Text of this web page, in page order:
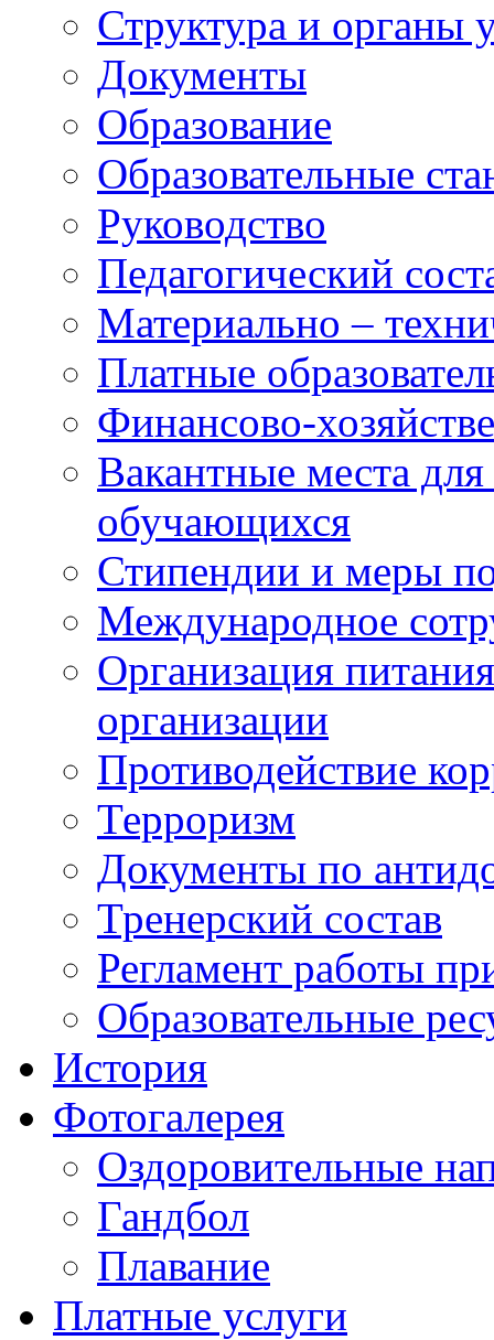
Структура и органы
Документы
Образование
Образовательные
Руководство
Педагогический
Материально –
Платные
Финансово-
Вакантные места
обучающихся
Стипендии и меры
Международное
Организация
организации
Противодействие
Терроризм
Документы по
Тренерский состав
Регламент работы
Образовательные
История
Фотогалерея
Оздоровительные
Гандбол
Плавание
Платные услуги